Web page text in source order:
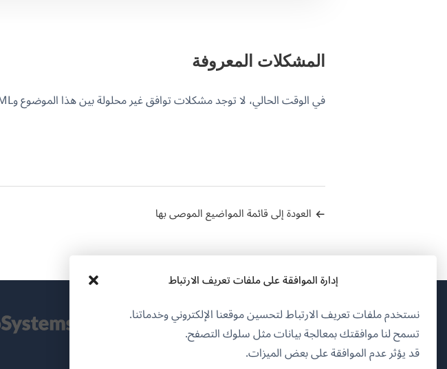
إدارة الموافقة على ملفات تعريف الارتباط
نستخدم ملفات تعريف الارتباط لتحسين موقعنا الإلكتروني وخدماتنا.
تسمح لنا موافقتك بمعالجة بيانات مثل سلوك التصفح.
قد يؤثر عدم الموافقة على بعض الميزات.
المشكلات المعروفة
في الوقت الحالي، لا توجد مشكلات توافق غير محلولة بين هذا الموضوع وWPML. ابحث عن
العودة إلى قائمة المواضيع الموصى بها
© 2026
OnTheGoSystems Limited(يفتح